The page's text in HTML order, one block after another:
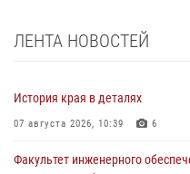
ЛЕНТА НОВОСТЕЙ
История края в деталях
07 августа 2026, 10:39 6
Факультет инженерного